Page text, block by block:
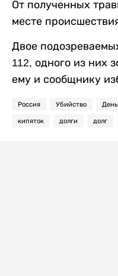
От полученных
месте
Двое
112, одного из них
ему и сообщнику
Россия Убийство
кипяток долги долг